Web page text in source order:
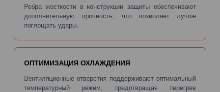
Ребра жесткости в конструкции защиты обеспечивают
дополнительную прочность, что позволяет лучше
поглощать удары.
ОПТИМИЗАЦИЯ ОХЛАЖДЕНИЯ
Вентиляционные отверстия поддерживают оптимальный
температурный режим, предотвращая перегрев